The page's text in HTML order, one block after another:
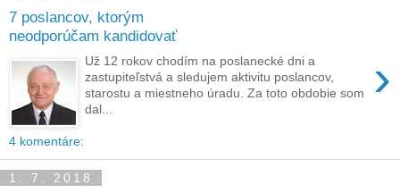
7 poslancov, ktorým
neodporúčam kandidovať
›
Už 12 rokov chodím na poslanecké dni a
zastupiteľstvá a sledujem aktivitu poslancov,
starostu a miestneho úradu. Za toto obdobie som
dal...
4 komentáre:
1. 7. 2018